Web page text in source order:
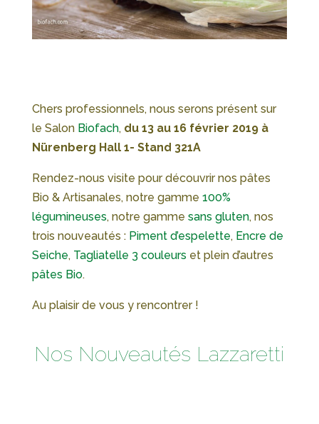
Chers professionnels, nous serons présent sur
le Salon Biofach, du 13 au 16 février 2019 à
Nürenberg Hall 1- Stand 321A
Rendez-nous visite pour découvrir nos pâtes
Bio & Artisanales, notre gamme 100%
légumineuses, notre gamme sans gluten, nos
trois nouveautés : Piment d’espelette, Encre de
Seiche, Tagliatelle 3 couleurs et plein d’autres
pâtes Bio.
Au plaisir de vous y rencontrer !
Nos Nouveautés Lazzaretti